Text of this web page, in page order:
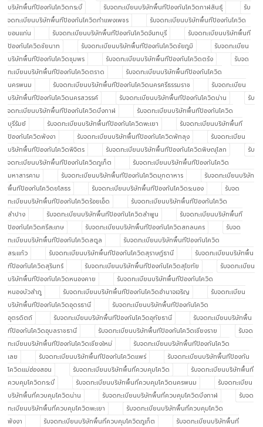
บริษัทพื้นทีป้องกันโควิดกระบี่
รับจดทะเบียนบริษัทพื้นทีป้องกันโควิดกาฬสินธุ์
รับ
จดทะเบียนบริษัทพื้นทีป้องกันโควิดกำแพงเพชร
รับจดทะเบียนบริษัทพื้นทีป้องกันโควิด
ขอนแก่น
รับจดทะเบียนบริษัทพื้นทีป้องกันโควิดจันทบุรี
รับจดทะเบียนบริษัทพื้นที
ป้องกันโควิดชัยนาท
รับจดทะเบียนบริษัทพื้นทีป้องกันโควิดชัยภูมิ
รับจดทะเบียน
บริษัทพื้นทีป้องกันโควิดชุมพร
รับจดทะเบียนบริษัทพื้นทีป้องกันโควิดตรัง
รับจด
ทะเบียนบริษัทพื้นทีป้องกันโควิดตราด
รับจดทะเบียนบริษัทพื้นทีป้องกันโควิด
นครพนม
รับจดทะเบียนบริษัทพื้นทีป้องกันโควิดนครศรีธรรมราช
รับจดทะเบียน
บริษัทพื้นทีป้องกันโควิดนครสวรรค์
รับจดทะเบียนบริษัทพื้นทีป้องกันโควิดน่าน
รับ
จดทะเบียนบริษัทพื้นทีป้องกันโควิดบึงกาฬ
รับจดทะเบียนบริษัทพื้นทีป้องกันโควิด
บุรีรัมย์
รับจดทะเบียนบริษัทพื้นทีป้องกันโควิดพะเยา
รับจดทะเบียนบริษัทพื้นที
ป้องกันโควิดพังงา
รับจดทะเบียนบริษัทพื้นทีป้องกันโควิดพัทลุง
รับจดทะเบียน
บริษัทพื้นทีป้องกันโควิดพิจิตร
รับจดทะเบียนบริษัทพื้นทีป้องกันโควิดพิษณุโลก
รับ
จดทะเบียนบริษัทพื้นทีป้องกันโควิดภูเก็ต
รับจดทะเบียนบริษัทพื้นทีป้องกันโควิด
มหาสารคาม
รับจดทะเบียนบริษัทพื้นทีป้องกันโควิดมุกดาหาร
รับจดทะเบียนบริษัท
พื้นทีป้องกันโควิดยโสธร
รับจดทะเบียนบริษัทพื้นทีป้องกันโควิดระนอง
รับจด
ทะเบียนบริษัทพื้นทีป้องกันโควิดร้อยเอ็ด
รับจดทะเบียนบริษัทพื้นทีป้องกันโควิด
ลำปาง
รับจดทะเบียนบริษัทพื้นทีป้องกันโควิดลำพูน
รับจดทะเบียนบริษัทพื้นที
ป้องกันโควิดศรีสะเกษ
รับจดทะเบียนบริษัทพื้นทีป้องกันโควิดสกลนคร
รับจด
ทะเบียนบริษัทพื้นทีป้องกันโควิดสตูล
รับจดทะเบียนบริษัทพื้นทีป้องกันโควิด
สระแก้ว
รับจดทะเบียนบริษัทพื้นทีป้องกันโควิดสุราษฎ์ธานี
รับจดทะเบียนบริษัทพื้น
ทีป้องกันโควิดสุรินทร์
รับจดทะเบียนบริษัทพื้นทีป้องกันโควิดสุโขทัย
รับจดทะเบียน
บริษัทพื้นทีป้องกันโควิดหนองคาย
รับจดทะเบียนบริษัทพื้นทีป้องกันโควิด
หนองบัวลำภู
รับจดทะเบียนบริษัทพื้นทีป้องกันโควิดอำนาจเจริญ
รับจดทะเบียน
บริษัทพื้นทีป้องกันโควิดอุดรธานี
รับจดทะเบียนบริษัทพื้นทีป้องกันโควิด
อุตรดิตถ์
รับจดทะเบียนบริษัทพื้นทีป้องกันโควิดอุทัยธานี
รับจดทะเบียนบริษัทพื้น
ทีป้องกันโควิดอุบลราชธานี
รับจดทะเบียนบริษัทพื้นทีป้องกันโควิดเชียงราย
รับจด
ทะเบียนบริษัทพื้นทีป้องกันโควิดเชียงใหม่
รับจดทะเบียนบริษัทพื้นทีป้องกันโควิด
เลย
รับจดทะเบียนบริษัทพื้นทีป้องกันโควิดแพร่
รับจดทะเบียนบริษัทพื้นทีป้องกัน
โควิดแม่ฮ่องสอน
รับจดทะเบียนบริษัทพื้นที่ควบคุมโควิด
รับจดทะเบียนบริษัทพื้นที่
ควบคุมโควิดกระบี่
รับจดทะเบียนบริษัทพื้นที่ควบคุมโควิดนครพนม
รับจดทะเบียน
บริษัทพื้นที่ควบคุมโควิดน่าน
รับจดทะเบียนบริษัทพื้นที่ควบคุมโควิดบึงกาฬ
รับจด
ทะเบียนบริษัทพื้นที่ควบคุมโควิดพะเยา
รับจดทะเบียนบริษัทพื้นที่ควบคุมโควิด
พังงา
รับจดทะเบียนบริษัทพื้นที่ควบคุมโควิดภูเก็ต
รับจดทะเบียนบริษัทพื้นที่